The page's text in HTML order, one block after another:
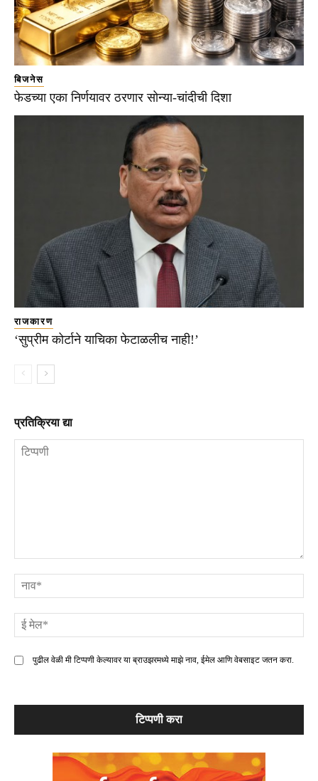
बिजनेस
फेडच्या एका निर्णयावर ठरणार सोन्या-चांदीची दिशा
राजकारण
‘सुप्रीम कोर्टाने याचिका फेटाळलीच नाही!’
प्रतिक्रिया द्या
पुढील वेळी मी टिप्पणी केल्यावर या ब्राउझरमध्ये माझे नाव, ईमेल आणि वेबसाइट जतन करा.